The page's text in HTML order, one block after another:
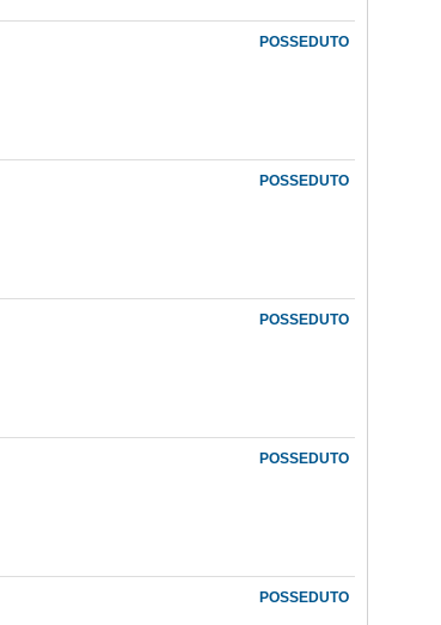
POSSEDUTO
POSSEDUTO
POSSEDUTO
POSSEDUTO
POSSEDUTO